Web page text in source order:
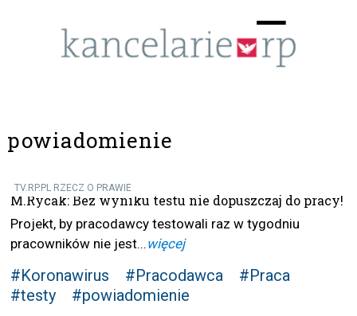
☰
powiadomienie
TV.RP.PL RZECZ O PRAWIE
M.Rycak: Bez wyniku testu nie dopuszczaj do pracy!
Projekt, by pracodawcy testowali raz w tygodniu
pracowników nie jest...więcej
#Koronawirus #Pracodawca
#Praca
#testy
#powiadomienie